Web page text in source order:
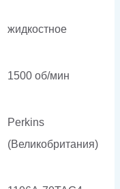
жидкостное
1500 об/мин
Perkins
(Великобритания)